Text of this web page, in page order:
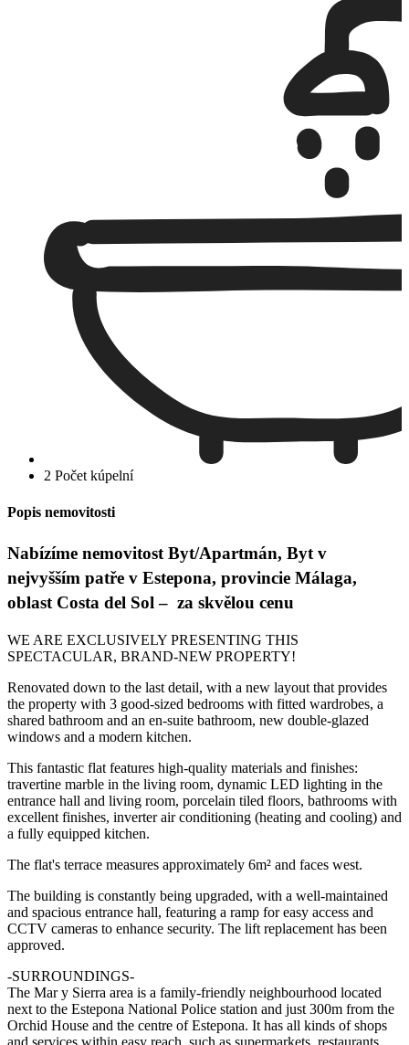
2 Počet kúpelní
Popis nemovitosti
Nabízíme nemovitost Byt/Apartmán, Byt v
nejvyšším patře v Estepona, provincie Málaga,
oblast Costa del Sol – za skvělou cenu
WE ARE EXCLUSIVELY PRESENTING THIS
SPECTACULAR, BRAND-NEW PROPERTY!
Renovated down to the last detail, with a new layout that provides
the property with 3 good-sized bedrooms with fitted wardrobes, a
shared bathroom and an en-suite bathroom, new double-glazed
windows and a modern kitchen.
This fantastic flat features high-quality materials and finishes:
travertine marble in the living room, dynamic LED lighting in the
entrance hall and living room, porcelain tiled floors, bathrooms with
excellent finishes, inverter air conditioning (heating and cooling) and
a fully equipped kitchen.
The flat's terrace measures approximately 6m² and faces west.
The building is constantly being upgraded, with a well-maintained
and spacious entrance hall, featuring a ramp for easy access and
CCTV cameras to enhance security. The lift replacement has been
approved.
-SURROUNDINGS-
The Mar y Sierra area is a family-friendly neighbourhood located
next to the Estepona National Police station and just 300m from the
Orchid House and the centre of Estepona. It has all kinds of shops
and services within easy reach, such as supermarkets, restaurants,